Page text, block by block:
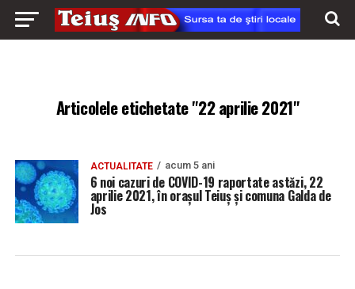
Articolele etichetate "22 aprilie 2021"
ACTUALITATE acum 5 ani
6 noi cazuri de COVID-19 raportate astăzi, 22
aprilie 2021, în orașul Teiuș și comuna Galda de
Jos